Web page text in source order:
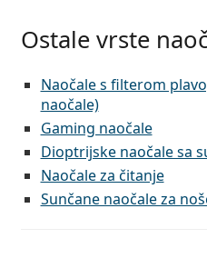
Ostale vrste
Naočale s filterom
naočale)
Gaming naočale
Dioptrijske naočale sa
Naočale za čitanje
Sunčane naočale za